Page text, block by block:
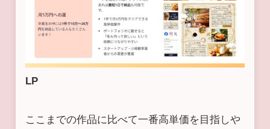
LP
ここまでの作品に比べて一番高単価を目指しや